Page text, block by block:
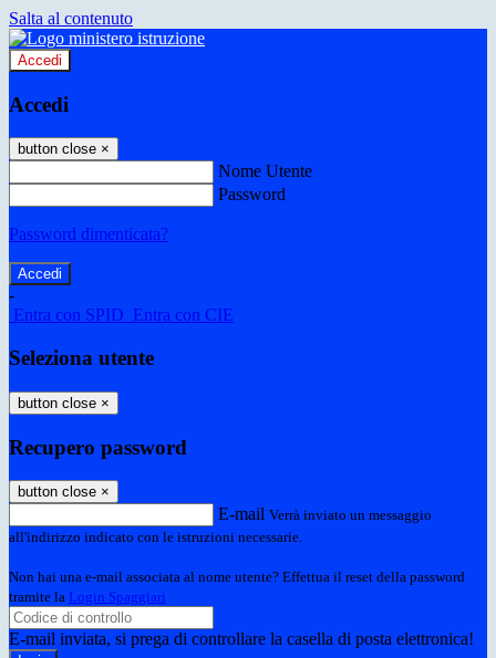
Salta al contenuto
Accedi
Accedi
button close ×
Nome Utente
Password
Password dimenticata?
-
Entra con SPID Entra con CIE
Seleziona utente
button close ×
Recupero password
button close ×
E-mail Verrà inviato un messaggio
all'indirizzo indicato con le istruzioni necessarie.
Non hai una e-mail associata al nome utente? Effettua il reset della password
tramite la Login Spaggiari
E-mail inviata, si prega di controllare la casella di posta elettronica!